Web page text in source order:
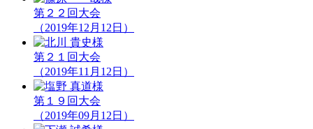
第２２回大会
（2019年12月12日）
第２１回大会
（2019年11月12日）
第１９回大会
（2019年09月12日）